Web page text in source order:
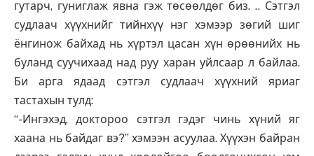
гутарч, гуниглаж явна гэж төсөөлдөг биз. .. Сэтгэл
судлаач хүүхнийг тийнхүү нэг хэмээр зөгий шиг
ёнгинож байхад нь хүртэл цасан хүн өрөөнийх нь
буланд суучихаад над руу харан уйлсаар л байлаа.
Би арга ядаад сэтгэл судлаач хүүхний яриаг
тастахын тулд:
“-Ингэхэд, доктороо сэтгэл гэдэг чинь хүний яг
хаана нь байдаг вэ?” хэмээн асуулаа. Хүүхэн байран